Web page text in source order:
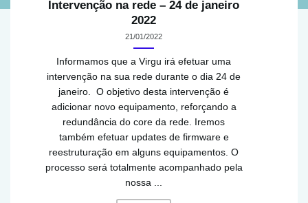
Intervenção na rede – 24 de janeiro
2022
21/01/2022
Informamos que a Virgu irá efetuar uma
intervenção na sua rede durante o dia 24 de
janeiro. O objetivo desta intervenção é
adicionar novo equipamento, reforçando a
redundância do core da rede. Iremos
também efetuar updates de firmware e
reestruturação em alguns equipamentos. O
processo será totalmente acompanhado pela
nossa ...